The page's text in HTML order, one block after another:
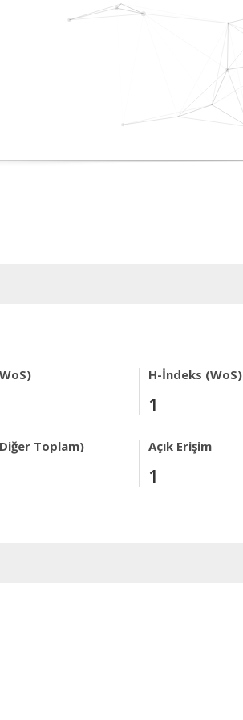
H-İndeks (WoS)
1
Toplam) Açık Erişim
1